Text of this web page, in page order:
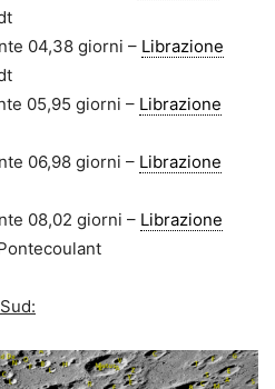
04,38 giorni – Librazione
05,95 giorni – Librazione
06,98 giorni – Librazione
08,02 giorni – Librazione
Sud: